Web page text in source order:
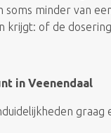
soms minder van
krijgt: of de
in Veenendaal